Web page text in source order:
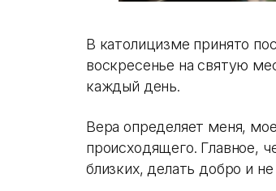
В католицизме принято
воскресенье на святую
каждый день.
Вера определяет меня,
происходящего. Главное,
близких, делать добро и